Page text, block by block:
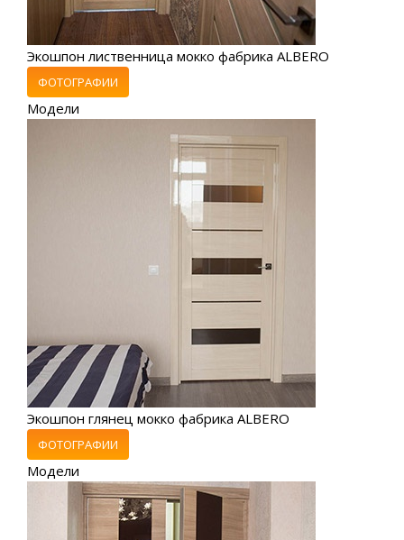
Экошпон лиственница мокко фабрика ALBERO
ФОТОГРАФИИ
Модели
Экошпон глянец мокко фабрика ALBERO
ФОТОГРАФИИ
Модели